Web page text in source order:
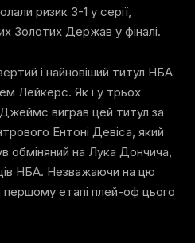
ризик 3-1 у серії,
Золотих Держав у фіналі.
і найновіший титул НБА
Лейкерс. Як і у трьох
виграв цей титул за
Ентоні Девіса, який
обміняний на Лука Дончича,
НБА. Незважаючи на цю
етапі плей-оф цього